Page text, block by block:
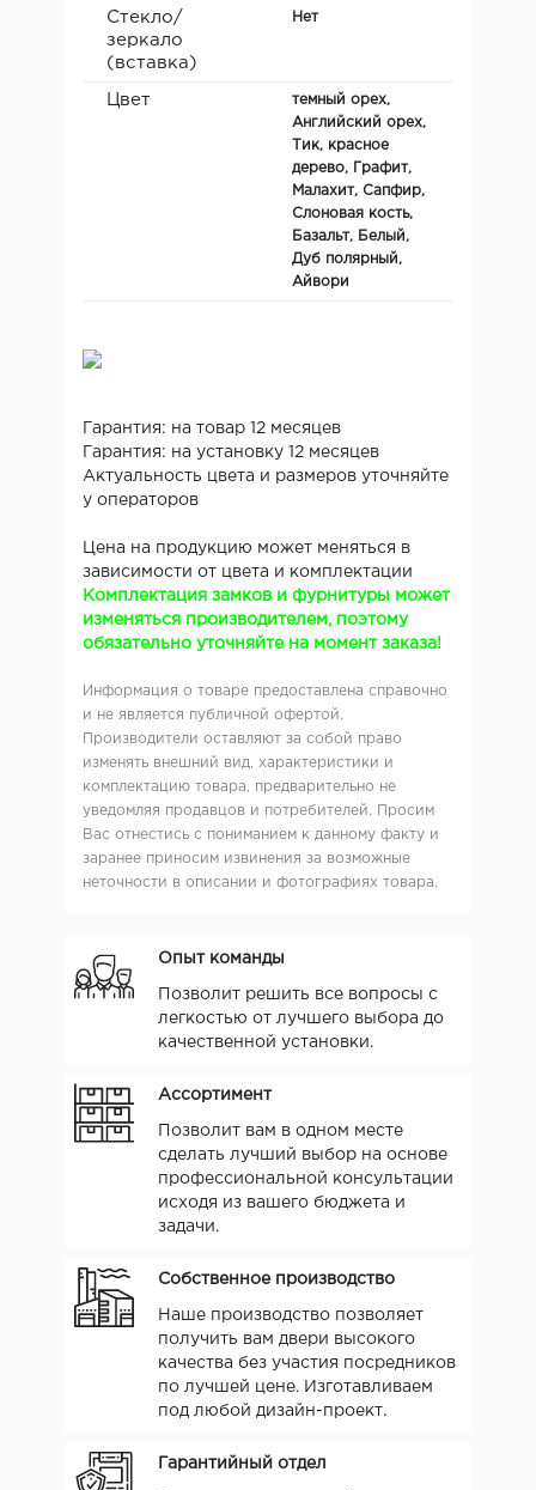
Стекло/
зеркало
(вставка)
Нет
Цвет
темный орех,
Английский орех,
Тик, красное
дерево, Графит,
Малахит, Сапфир,
Слоновая кость,
Базальт, Белый,
Дуб полярный,
Айвори
Гарантия: на товар 12 месяцев
Гарантия: на установку 12 месяцев
Актуальность цвета и размеров уточняйте
у операторов
Цена на продукцию может меняться в
зависимости от цвета и комплектации
Комплектация замков и фурнитуры может
изменяться производителем, поэтому
обязательно уточняйте на момент заказа!
Информация о товаре предоставлена справочно
и не является публичной офертой.
Производители оставляют за собой право
изменять внешний вид, характеристики и
комплектацию товара, предварительно не
уведомляя продавцов и потребителей. Просим
Вас отнестись с пониманием к данному факту и
заранее приносим извинения за возможные
неточности в описании и фотографиях товара.
Опыт команды
Позволит решить все вопросы с
легкостью от лучшего выбора до
качественной установки.
Ассортимент
Позволит вам в одном месте
сделать лучший выбор на основе
профессиональной консультации
исходя из вашего бюджета и
задачи.
Собственное производство
Наше производство позволяет
получить вам двери высокого
качества без участия посредников
по лучшей цене. Изготавливаем
под любой дизайн-проект.
Гарантийный отдел